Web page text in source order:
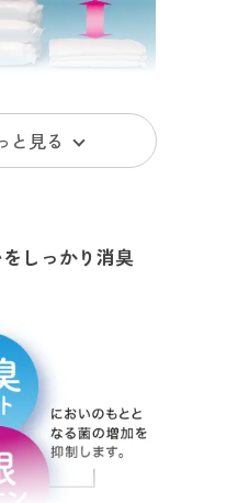
”吸収体で、驚きのうすさと
と見る
しっかり消臭